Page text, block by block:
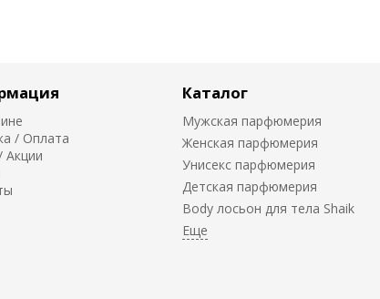
/ Оплата
Акции
Каталог
Мужская парфюмерия
Женская парфюмерия
Унисекс парфюмерия
Детская парфюмерия
Body лосьон для тела Shaik